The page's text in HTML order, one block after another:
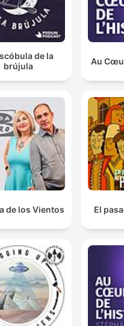
prétentions de Richard
de la
brújula
Au
de los Vientos El